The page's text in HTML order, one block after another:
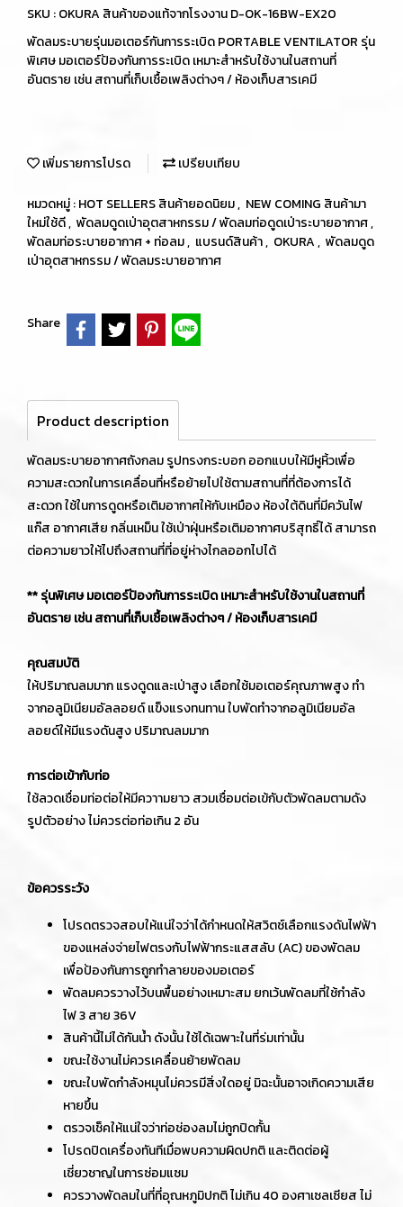
SKU : OKURA สินค้าของแท้จากโรงงาน D-OK-16BW-EX20
พัดลมระบายรุ่นมอเตอร์กันการระเบิด PORTABLE VENTILATOR รุ่น
พิเศษ มอเตอร์ป้องกันการระเบิด เหมาะสำหรับใช้งานในสถานที่
อันตราย เช่น สถานที่เก็บเชื้อเพลิงต่างๆ / ห้องเก็บสารเคมี
เพิ่มรายการโปรด เปรียบเทียบ
หมวดหมู่ :HOT SELLERS สินค้ายอดนิยม, NEW COMING สินค้ามา
ใหม่ใช้ดี, พัดลมดูดเป่าอุตสาหกรรม / พัดลมท่อดูดเป่าระบายอากาศ,
พัดลมท่อระบายอากาศ + ท่อลม, แบรนด์สินค้า, OKURA, พัดลมดูด
เป่าอุตสาหกรรม / พัดลมระบายอากาศ
Share
Product description
พัดลมระบายอากาศถังกลม รูปทรงกระบอก ออกแบบให้มีหูหิ้วเพื่อ
ความสะดวกในการเคลื่อนที่หรือย้ายไปใช้ตามสถานที่ที่ต้องการได้
สะดวก ใช้ในการดูดหรือเติมอากาศให้กับเหมือง ห้องใต้ดินที่มีควันไฟ
แก๊ส อากาศเสีย กลิ่นเหม็น ใช้เป่าฝุ่นหรือเติมอากาศบริสุทธิ์ได้ สามารถ
ต่อความยาวให้ไปถึงสถานที่ที่อยู่ห่างไกลออกไปได้
** รุ่นพิเศษ มอเตอร์ป้องกันการระเบิด เหมาะสำหรับใช้งานในสถานที่
อันตราย เช่น สถานที่เก็บเชื้อเพลิงต่างๆ / ห้องเก็บสารเคมี
คุณสมบัติ
ให้ปริมาณลมมาก แรงดูดและเป่าสูง เลือกใช้มอเตอร์คุณภาพสูง ทำ
จากอลูมิเนียมอัลลอยด์ แข็งแรงทนทาน ใบพัดทำจากอลูมิเนียมอัล
ลอยด์ให้มีแรงดันสูง ปริมาณลมมาก
การต่อเข้ากับท่อ
ใช้ลวดเชื่อมท่อต่อให้มีควาามยาว สวมเชื่อมต่อเข้กับตัวพัดลมตามดัง
รูปตัวอย่าง ไม่ควรต่อท่อเกิน 2 อัน
ข้อควรระวัง
โปรดตรวจสอบให้แน่ใจว่าได้กำหนดให้สวิตช์เลือกแรงดันไฟฟ้า
ของแหล่งจ่ายไฟตรงกับไฟฟ้ากระแสสลับ (AC) ของพัดลม
เพื่อป้องกันการถูกทำลายของมอเตอร์
พัดลมควรวางไว้บนพื้นอย่างเหมาะสม ยกเว้นพัดลมที่ใช้กำลัง
ไฟ 3 สาย 36V
สินค้านี้ไม่ได้กันน้ำ ดังนั้น ใช้ได้เฉพาะในที่ร่มเท่านั้น
ขณะใช้งานไม่ควรเคลื่อนย้ายพัดลม
ขณะใบพัดกำลังหมุนไม่ควรมีสิ่งใดอยู่ มิฉะนั้นอาจเกิดความเสีย
หายขึ้น
ตรวจเช็คให้แน่ใจว่าท่อช่องลมไม่ถูกปิดกั้น
โปรดปิดเครื่องทันทีเมื่อพบความผิดปกติ และติดต่อผู้
เชี่ยวชาญในการซ่อมแซม
ควรวางพัดลมในที่ที่อุณหภูมิปกติ ไม่เกิน 40 องศาเซลเซียส ไม่